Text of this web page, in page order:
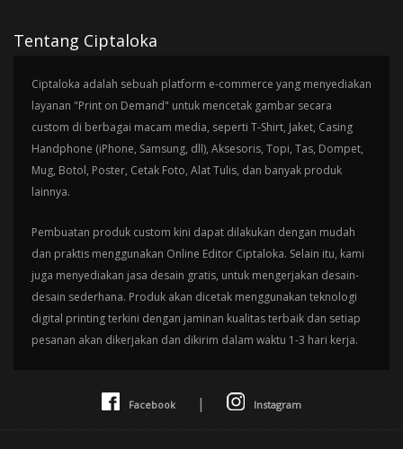
Tentang Ciptaloka
Ciptaloka adalah sebuah platform e-commerce yang menyediakan
layanan "Print on Demand" untuk mencetak gambar secara
custom di berbagai macam media, seperti T-Shirt, Jaket, Casing
Handphone (iPhone, Samsung, dll), Aksesoris, Topi, Tas, Dompet,
Mug, Botol, Poster, Cetak Foto, Alat Tulis, dan banyak produk
lainnya.
Pembuatan produk custom kini dapat dilakukan dengan mudah
dan praktis menggunakan Online Editor Ciptaloka. Selain itu, kami
juga menyediakan jasa desain gratis, untuk mengerjakan desain-
desain sederhana. Produk akan dicetak menggunakan teknologi
digital printing terkini dengan jaminan kualitas terbaik dan setiap
pesanan akan dikerjakan dan dikirim dalam waktu 1-3 hari kerja.
Facebook | Instagram